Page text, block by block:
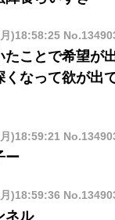
)18:58:25
たことで希望が
くなって欲が出
)18:59:21
ー
)18:59:36
ネル